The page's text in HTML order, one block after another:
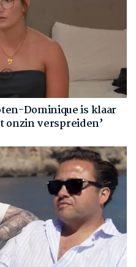
Dominique is klaar
onzin verspreiden’